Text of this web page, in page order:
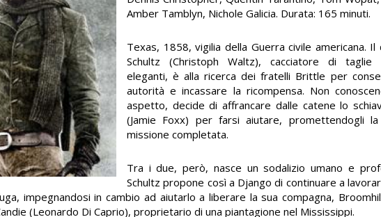
Amber Tamblyn, Nichole Galicia. Durata: 165 minuti.
Texas, 1858, vigilia della Guerra civile americana.
Schultz (Christoph Waltz), cacciatore di taglie
eleganti, è alla ricerca dei fratelli Brittle per
autorità e incassare la ricompensa. Non
aspetto, decide di affrancare dalle catene lo
(Jamie Foxx) per farsi aiutare, promettendogli
missione completata.
Tra i due, però, nasce un sodalizio umano e
Schultz propone così a Django di continuare a
impegnandosi in cambio ad aiutarlo a liberare la sua compagna,
(Leonardo Di Caprio), proprietario di una piantagione nel Mississippi.